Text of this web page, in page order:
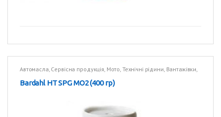
Автомасла Сервісна продукція Мото Технічні рідини Вантажівки
Технічні рідини
Bardahl HT SPG MO2 (400 гр)